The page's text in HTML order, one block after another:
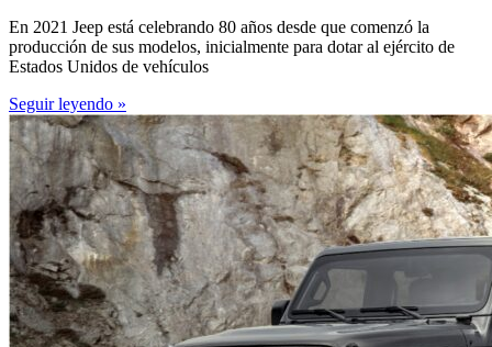
En 2021 Jeep está celebrando 80 años desde que comenzó la
producción de sus modelos, inicialmente para dotar al ejército de
Estados Unidos de vehículos
Seguir leyendo »